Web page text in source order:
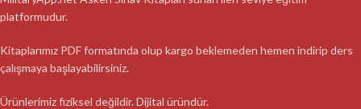
platformudur.
Kitaplarımız PDF formatında olup kargo beklemeden hemen indirip ders
çalışmaya başlayabilirsiniz.
Ürünlerimiz fiziksel değildir. Dijital üründür.